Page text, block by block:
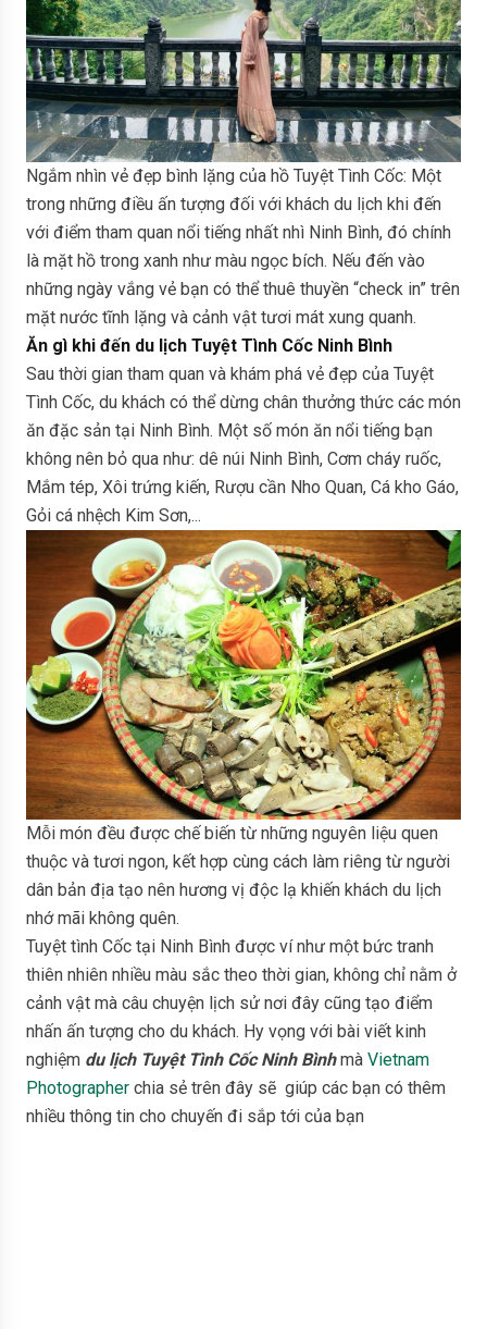
Ngắm nhìn vẻ đẹp bình lặng của hồ Tuyệt Tình Cốc: Một
trong những điều ấn tượng đối với khách du lịch khi đến
với điểm tham quan nổi tiếng nhất nhì Ninh Bình, đó chính
là mặt hồ trong xanh như màu ngọc bích. Nếu đến vào
những ngày vắng vẻ bạn có thể thuê thuyền “check in” trên
mặt nước tĩnh lặng và cảnh vật tươi mát xung quanh.
Ăn gì khi đến du lịch Tuyệt Tình Cốc Ninh Bình
Sau thời gian tham quan và khám phá vẻ đẹp của Tuyệt
Tình Cốc, du khách có thể dừng chân thưởng thức các món
ăn đặc sản tại Ninh Bình. Một số món ăn nổi tiếng bạn
không nên bỏ qua như: dê núi Ninh Bình, Cơm cháy ruốc,
Mắm tép, Xôi trứng kiến, Rượu cần Nho Quan, Cá kho Gáo,
Gỏi cá nhệch Kim Sơn,...
Mỗi món đều được chế biến từ những nguyên liệu quen
thuộc và tươi ngon, kết hợp cùng cách làm riêng từ người
dân bản địa tạo nên hương vị độc lạ khiến khách du lịch
nhớ mãi không quên.
Tuyệt tình Cốc tại Ninh Bình được ví như một bức tranh
thiên nhiên nhiều màu sắc theo thời gian, không chỉ nằm ở
cảnh vật mà câu chuyện lịch sử nơi đây cũng tạo điểm
nhấn ấn tượng cho du khách. Hy vọng với bài viết kinh
nghiệm du lịch Tuyệt Tình Cốc Ninh Bìnhmà Vietnam
Photographer chia sẻ trên đây sẽ giúp các bạn có thêm
nhiều thông tin cho chuyến đi sắp tới của bạn